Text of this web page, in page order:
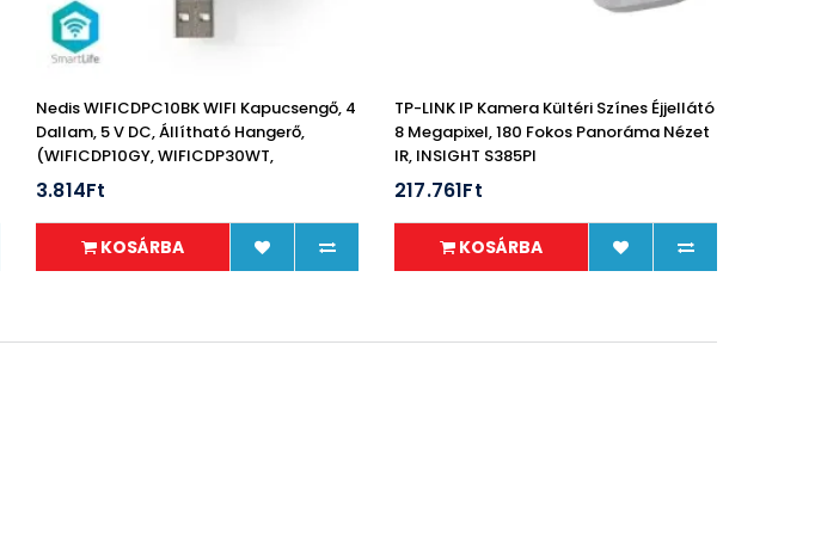
Nedis WIFICDPC10BK WIFI Kapucsengő, 4
Dallam, 5 V DC, Állítható Hangerő,
(WIFICDP10GY, WIFICDP30WT,
WIFICDP40CWT)
3.814Ft
KOSÁRBA
TP-LINK IP Kamera Kültéri Színes Éjjellátó
8 Megapixel, 180 Fokos Panoráma Nézet
IR, INSIGHT S385PI
217.761Ft
KOSÁRBA